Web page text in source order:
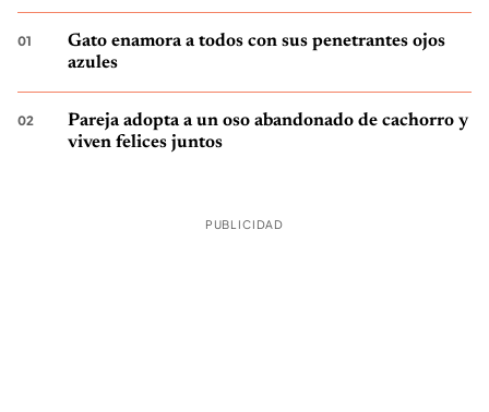
Gato enamora a todos con sus penetrantes ojos
azules
Pareja adopta a un oso abandonado de cachorro y
viven felices juntos
PUBLICIDAD